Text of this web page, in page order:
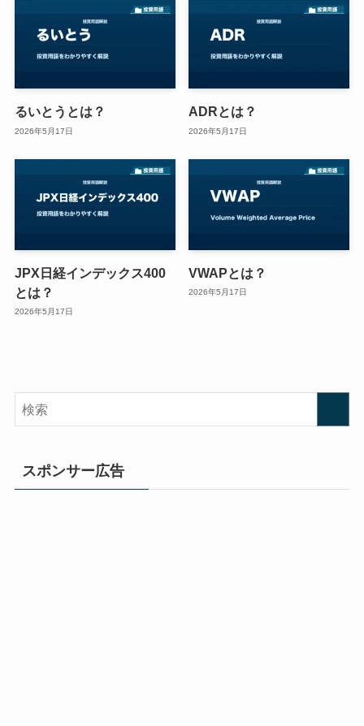
るいとうとは？
2026年5月17日
ADRとは？
2026年5月17日
JPX日経インデックス400
とは？
2026年5月17日
VWAPとは？
2026年5月17日
スポンサー広告